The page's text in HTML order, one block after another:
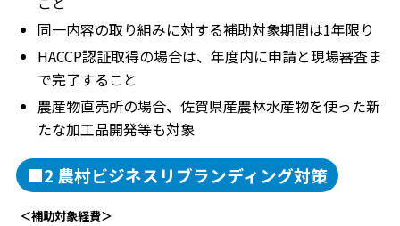
同一内容の取り組みに対する補助対象期間は1年限り
HACCP認証取得の場合は、年度内に申請と現場審査ま
で完了すること
農産物直売所の場合、佐賀県産農林水産物を使った新
たな加工品開発等も対象
■2 農村ビジネスリブランディング対策
＜補助対象経費＞